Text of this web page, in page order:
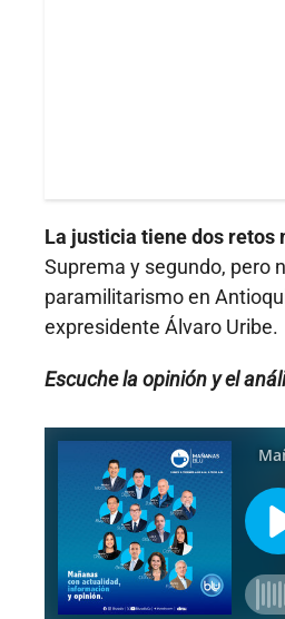
La justicia tiene dos
Suprema y segundo, pero
paramilitarismo en
expresidente Álvaro Uribe.
Escuche la opinión y el